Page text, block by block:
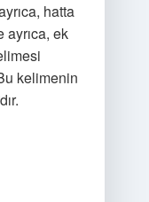
hatta
ayrıca, ek
kelimenin